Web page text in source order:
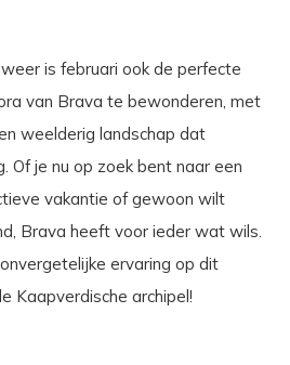
is februari ook de perfecte
van Brava te bewonderen, met
weelderig landschap dat
Of je nu op zoek bent naar een
vakantie of gewoon wilt
Brava heeft voor ieder wat wils.
ervaring op dit
Kaapverdische archipel!